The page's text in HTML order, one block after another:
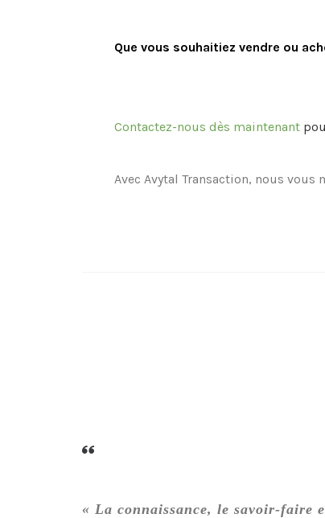
Que vous souhaitiez vendre ou
Contactez-nous dès maintenant
Avec Avytal Transaction, nous
« La connaissance, le savoir-faire